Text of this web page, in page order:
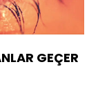
GEÇER